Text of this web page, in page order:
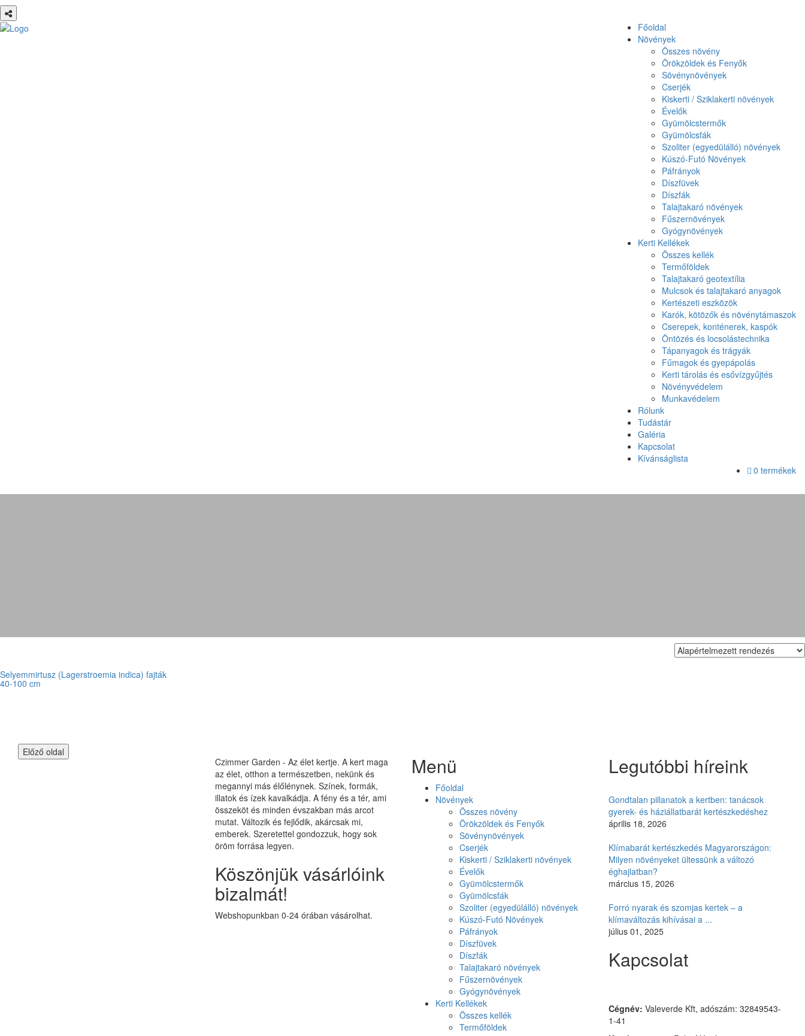
Főoldal
Növények
Összes növény
Örökzöldek és Fenyők
Sövénynövények
Cserjék
Kiskerti / Sziklakerti növények
Évelők
Gyümölcstermők
Gyümölcsfák
Szoliter (egyedülálló) növények
Kúszó-Futó Növények
Páfrányok
Díszfüvek
Díszfák
Talajtakaró növények
Fűszernövények
Gyógynövények
Kerti Kellékek
Összes kellék
Termőföldek
Talajtakaró geotextília
Mulcsok és talajtakaró anyagok
Kertészeti eszközök
Karók, kötözők és növénytámaszok
Cserepek, konténerek, kaspók
Öntözés és locsolástechnika
Tápanyagok és trágyák
Fűmagok és gyepápolás
Kerti tárolás és esővízgyűjtés
Növényvédelem
Munkavédelem
Rólunk
Tudástár
Galéria
Kapcsolat
Kívánságlista
0 termékek
Selyemmirtusz (Lagerstroemia indica) fajták
40-100 cm
Czimmer Garden - Az élet kertje. A kert maga
az élet, otthon a természetben, nekünk és
megannyi más élőlénynek. Színek, formák,
illatok és ízek kavalkádja. A fény és a tér, ami
összeköt és minden évszakban más arcot
mutat. Változik és fejlődik, akárcsak mi,
emberek. Szeretettel gondozzuk, hogy sok
öröm forrása legyen.
Köszönjük vásárlóink
bizalmát!
Webshopunkban 0-24 órában vásárolhat.
Menü
Főoldal
Növények
Összes növény
Örökzöldek és Fenyők
Sövénynövények
Cserjék
Kiskerti / Sziklakerti növények
Évelők
Gyümölcstermők
Gyümölcsfák
Szoliter (egyedülálló) növények
Kúszó-Futó Növények
Páfrányok
Díszfüvek
Díszfák
Talajtakaró növények
Fűszernövények
Gyógynövények
Kerti Kellékek
Összes kellék
Termőföldek
Legutóbbi híreink
Gondtalan pillanatok a kertben: tanácsok
gyerek- és háziállatbarát kertészkedéshez
április 18, 2026
Klímabarát kertészkedés Magyarországon:
Milyen növényeket ültessünk a változó
éghajlatban?
március 15, 2026
Forró nyarak és szomjas kertek – a
klímaváltozás kihívásai a ...
július 01, 2025
Kapcsolat
Cégnév: Valeverde Kft, adószám: 32849543-
1-41